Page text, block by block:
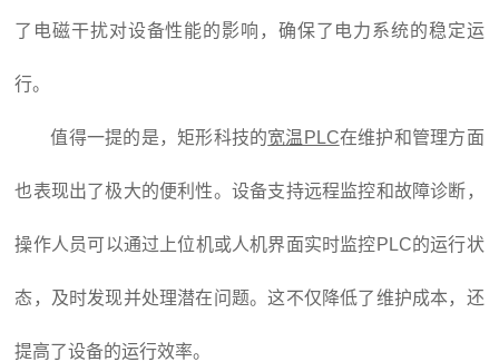
了电磁干扰对设备性能的影响，确保了电力系统的稳定运
行。
值得一提的是，矩形科技的宽温PLC在维护和管理方面
也表现出了极大的便利性。设备支持远程监控和故障诊断，
操作人员可以通过上位机或人机界面实时监控PLC的运行状
态，及时发现并处理潜在问题。这不仅降低了维护成本，还
提高了设备的运行效率。